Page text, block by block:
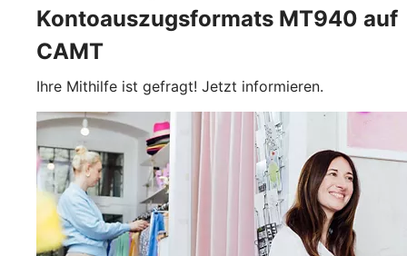
Kontoauszugsformats MT940 auf
CAMT
Ihre Mithilfe ist gefragt! Jetzt informieren.